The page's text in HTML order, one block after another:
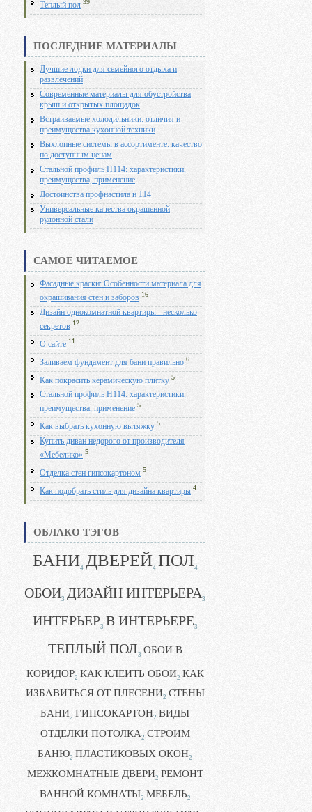
Теплый пол 39
ПОСЛЕДНИЕ МАТЕРИАЛЫ
Лучшие лодки для семейного отдыха и
развлечений
Современные материалы для обустройства
крыш и открытых площадок
Встраиваемые холодильники: отличия и
преимущества кухонной техники
Выхлопные системы в ассортименте: качество
по доступным ценам
Стальной профиль Н114: характеристики,
преимущества, применение
Достоинства профнастила н 114
Универсальные качества окрашенной
рулонной стали
САМОЕ ЧИТАЕМОЕ
Фасадные краски: Особенности материала для
окрашивания стен и заборов 16
Дизайн однокомнатной квартиры - несколько
секретов 12
О сайте 11
Заливаем фундамент для бани правильно 6
Как покрасить керамическую плитку 5
Стальной профиль Н114: характеристики,
преимущества, применение 5
Как выбрать кухонную вытяжку 5
Купить диван недорого от производителя
«Мебелико» 5
Отделка стен гипсокартоном 5
Как подобрать стиль для дизайна квартиры 4
ОБЛАКО ТЭГОВ
БАНИ4 ДВЕРЕЙ4 ПОЛ4
ОБОИ3 ДИЗАЙН ИНТЕРЬЕРА3
ИНТЕРЬЕР3 В ИНТЕРЬЕРЕ3
ТЕПЛЫЙ ПОЛ3 ОБОИ В
КОРИДОР2 КАК КЛЕИТЬ ОБОИ2 КАК
ИЗБАВИТЬСЯ ОТ ПЛЕСЕНИ2 СТЕНЫ
БАНИ2 ГИПСОКАРТОН2 ВИДЫ
ОТДЕЛКИ ПОТОЛКА2 СТРОИМ
БАНЮ2 ПЛАСТИКОВЫХ ОКОН2
МЕЖКОМНАТНЫЕ ДВЕРИ2 РЕМОНТ
ВАННОЙ КОМНАТЫ2 МЕБЕЛЬ2